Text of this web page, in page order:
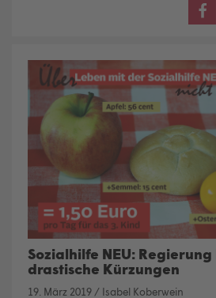
Sozialhilfe NEU:
drastische Kürzungen
19. März 2019 / Isabel Koberwein